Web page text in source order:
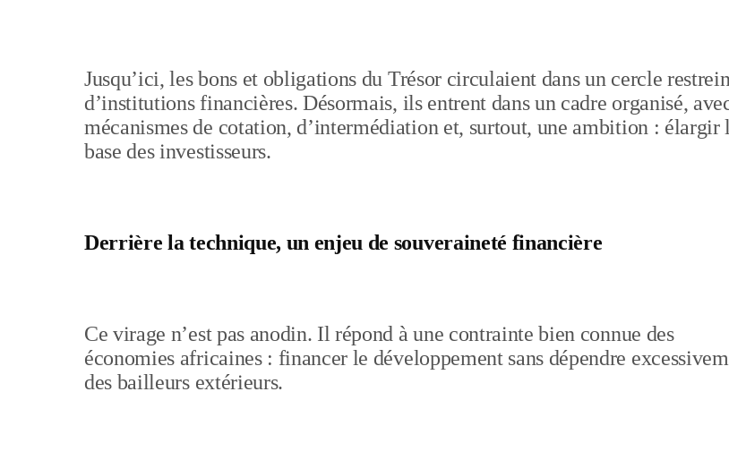
Jusqu’ici, les bons et obligations du Trésor circulaient dans un cercle
d’institutions financières. Désormais, ils entrent dans un cadre organisé,
mécanismes de cotation, d’intermédiation et, surtout, une ambition : élargir
base des investisseurs.
Derrière la technique, un enjeu de souveraineté financière
Ce virage n’est pas anodin. Il répond à une contrainte bien connue des
économies africaines : financer le développement sans dépendre
des bailleurs extérieurs.